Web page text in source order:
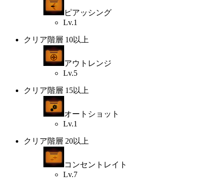
ピアッシング
Lv.1
クリア階層 10以上
アウトレンジ
Lv.5
クリア階層 15以上
オートショット
Lv.1
クリア階層 20以上
コンセントレイト
Lv.7